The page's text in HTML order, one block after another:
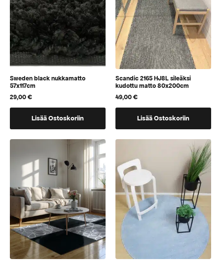
Sweden black nukkamatto
57x117cm
29,00€
Lisää Ostoskoriin
Scandic 2165 HJ8L sileäksi
kudottu matto 80x200cm
49,00€
Lisää Ostoskoriin